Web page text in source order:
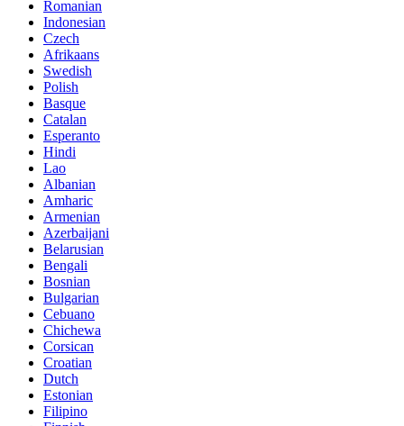
Romanian
Indonesian
Czech
Afrikaans
Swedish
Polish
Basque
Catalan
Esperanto
Hindi
Lao
Albanian
Amharic
Armenian
Azerbaijani
Belarusian
Bengali
Bosnian
Bulgarian
Cebuano
Chichewa
Corsican
Croatian
Dutch
Estonian
Filipino